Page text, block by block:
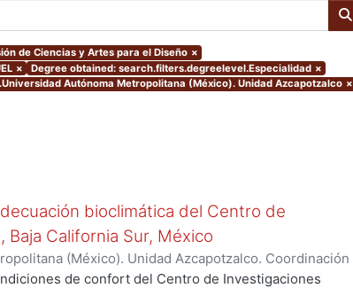
de Ciencias y Artes para el Diseño ×
× Degree obtained: search.filters.degreelevel.Especialidad ×
Autónoma Metropolitana (México). Unidad Azcapotzalco ×
bioclimática del Centro de
Baja California Sur, México
(México). Unidad Azcapotzalco. Coordinación
,1999-12 )García Tavera, José Luis
de confort del Centro de Investigaciones